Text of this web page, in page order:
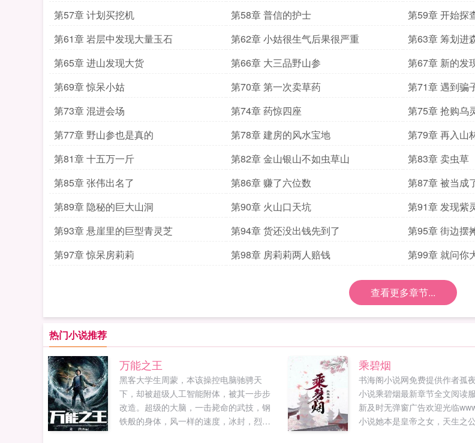
第57章 计划买挖机
第58章 普信的护士 第59章 开始探
第61章 岩层中发现大量玉石
第62章 小姑很生气后果很严重 第63章 筹划进
第65章 进山发现大货
第66章 大三品野山参 第67章 新的发
第69章 惊呆小姑
第70章 第一次卖草药 第71章 遇到骗
第73章 混进会场
第74章 药惊四座 第75章 抢购乌
第77章 野山参也是真的
第78章 建房的风水宝地 第79章 再入山
第81章 十五万一斤
第82章 金山银山不如虫草山 第83章 卖虫草
第85章 张伟出名了
第86章 赚了六位数 第87章 被当成
第89章 隐秘的巨大山洞
第90章 火山口天坑 第91章 发现紫
第93章 悬崖里的巨型青灵芝
第94章 货还没出钱先到了 第95章 街边摆
第97章 惊呆房莉莉
第98章 房莉莉两人赔钱 第99章 就问你
查看更多章节...
热门小说推荐
万能之王
黑客大学生周蒙，本该操控电脑驰骋天
下，却被超级人工智能附体，被其一步步
改造。超级的大脑，一击毙命的武技，钢
铁般的身体，风一样的速度，冰封，烈
乘碧烟
书海阁小说网免费提供作者孤
小说乘碧烟最新章节全文阅读
新及时无弹窗广告欢迎光临
小说她本是皇帝之女，天生之